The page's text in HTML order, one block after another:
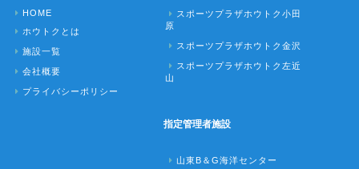
HOME
ホウトクとは
施設一覧
会社概要
プライバシーポリシー
スポーツプラザホウトク小田
原
スポーツプラザホウトク金沢
スポーツプラザホウトク左近
山
指定管理者施設
山東B＆G海洋センター